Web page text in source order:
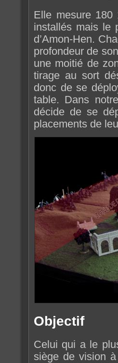
Elle mesure
installés mais le
d’Amon-Hen.
profondeur de
une moitié de
tirage au sort
donc de se
table. Dans
décide de se
placements de
Objectif
Celui qui a le
siège de vision